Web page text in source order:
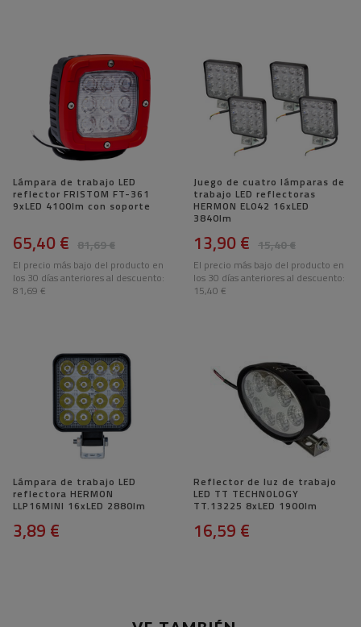
Lámpara de trabajo LED
reflector FRISTOM FT-361
9xLED 4100lm con soporte
81,69 €
65,40 €
El precio más bajo del producto en
los 30 días anteriores al descuento:
81,69 €
Juego de cuatro lámparas de
trabajo LED reflectoras
HERMON EL042 16xLED
3840lm
15,40 €
13,90 €
El precio más bajo del producto en
los 30 días anteriores al descuento:
15,40 €
Lámpara de trabajo LED
reflectora HERMON
LLP16MINI 16xLED 2880lm
3,89 €
Reflector de luz de trabajo
LED TT TECHNOLOGY
TT.13225 8xLED 1900lm
16,59 €